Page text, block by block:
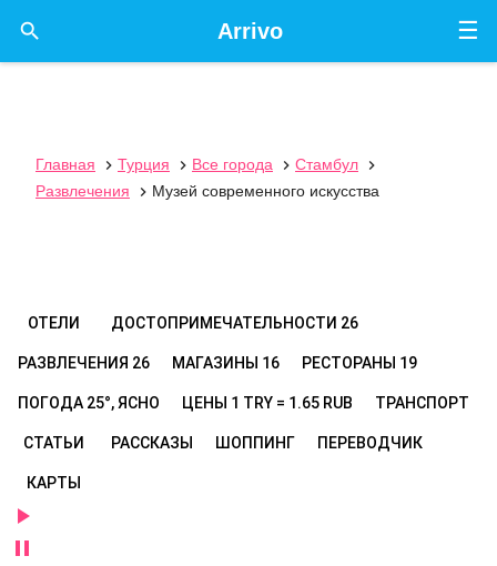
☰
Arrivo

Главная  Турция  Все города  Стамбул

Развлечения
 Музей современного искусства
ОТЕЛИ ДОСТОПРИМЕЧАТЕЛЬНОСТИ 26
РАЗВЛЕЧЕНИЯ 26 МАГАЗИНЫ 16 РЕСТОРАНЫ 19
ПОГОДА 25°, ЯСНО ЦЕНЫ 1 TRY = 1.65 RUB ТРАНСПОРТ
СТАТЬИ РАССКАЗЫ ШОППИНГ ПЕРЕВОДЧИК
КАРТЫ

